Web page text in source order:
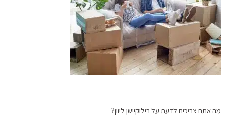
מה אתם צריכים לדעת על רילוקיישן ליוון?